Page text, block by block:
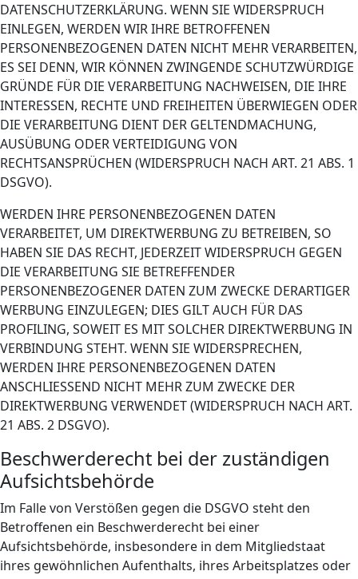
DATENSCHUTZERKLÄRUNG. WENN SIE WIDERSPRUCH
EINLEGEN, WERDEN WIR IHRE BETROFFENEN
PERSONENBEZOGENEN DATEN NICHT MEHR VERARBEITEN,
ES SEI DENN, WIR KÖNNEN ZWINGENDE SCHUTZWÜRDIGE
GRÜNDE FÜR DIE VERARBEITUNG NACHWEISEN, DIE IHRE
INTERESSEN, RECHTE UND FREIHEITEN ÜBERWIEGEN ODER
DIE VERARBEITUNG DIENT DER GELTENDMACHUNG,
AUSÜBUNG ODER VERTEIDIGUNG VON
RECHTSANSPRÜCHEN (WIDERSPRUCH NACH ART. 21 ABS. 1
DSGVO).
WERDEN IHRE PERSONENBEZOGENEN DATEN
VERARBEITET, UM DIREKTWERBUNG ZU BETREIBEN, SO
HABEN SIE DAS RECHT, JEDERZEIT WIDERSPRUCH GEGEN
DIE VERARBEITUNG SIE BETREFFENDER
PERSONENBEZOGENER DATEN ZUM ZWECKE DERARTIGER
WERBUNG EINZULEGEN; DIES GILT AUCH FÜR DAS
PROFILING, SOWEIT ES MIT SOLCHER DIREKTWERBUNG IN
VERBINDUNG STEHT. WENN SIE WIDERSPRECHEN,
WERDEN IHRE PERSONENBEZOGENEN DATEN
ANSCHLIESSEND NICHT MEHR ZUM ZWECKE DER
DIREKTWERBUNG VERWENDET (WIDERSPRUCH NACH ART.
21 ABS. 2 DSGVO).
Beschwerde­recht bei der zuständigen
Aufsichts­behörde
Im Falle von Verstößen gegen die DSGVO steht den
Betroffenen ein Beschwerderecht bei einer
Aufsichtsbehörde, insbesondere in dem Mitgliedstaat
ihres gewöhnlichen Aufenthalts, ihres Arbeitsplatzes oder